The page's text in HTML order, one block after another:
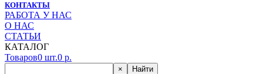
КОНТАКТЫ
РАБОТА У НАС
О НАС
СТАТЬИ
КАТАЛОГ
Товаров0 шт.0 р.
× Найти